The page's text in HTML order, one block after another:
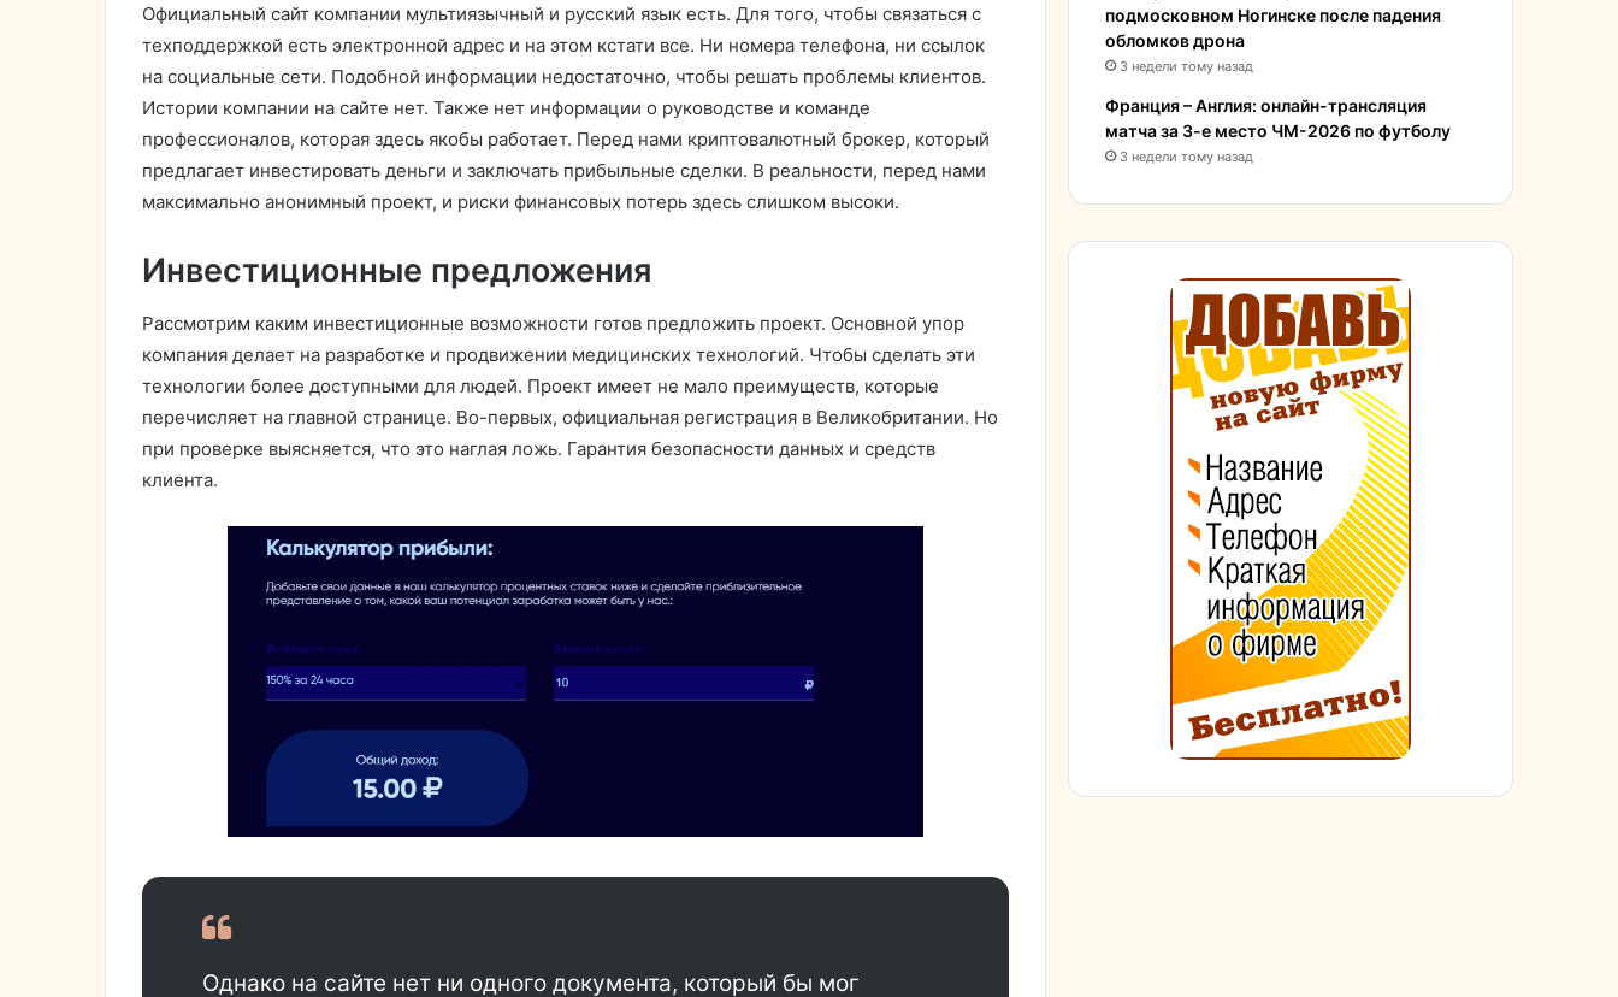
Официальный сайт компании мультиязычный и русский язык есть. Для того, чтобы связаться с
техподдержкой есть электронной адрес и на этом кстати все. Ни номера телефона, ни ссылок
на социальные сети. Подобной информации недостаточно, чтобы решать проблемы клиентов.
Истории компании на сайте нет. Также нет информации о руководстве и команде
профессионалов, которая здесь якобы работает. Перед нами криптовалютный брокер, который
предлагает инвестировать деньги и заключать прибыльные сделки. В реальности, перед нами
максимально анонимный проект, и риски финансовых потерь здесь слишком высоки.
Инвестиционные предложения
Рассмотрим каким инвестиционные возможности готов предложить проект. Основной упор
компания делает на разработке и продвижении медицинских технологий. Чтобы сделать эти
технологии более доступными для людей. Проект имеет не мало преимуществ, которые
перечисляет на главной странице. Во-первых, официальная регистрация в Великобритании. Но
при проверке выясняется, что это наглая ложь. Гарантия безопасности данных и средств
клиента.
Однако на сайте нет ни одного документа, который бы мог
подмосковном Ногинске после падения
обломков дрона
3 недели тому назад
Франция – Англия: онлайн-трансляция
матча за 3-е место ЧМ-2026 по футболу
3 недели тому назад